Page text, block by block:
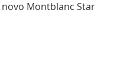
Montblanc Star